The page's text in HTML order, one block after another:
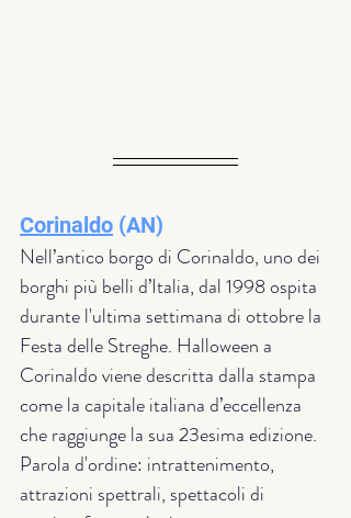
Corinaldo (AN)
Nell’antico borgo di Corinaldo, uno dei
borghi più belli d’Italia, dal 1998 ospita
durante l'ultima settimana di ottobre la
Festa delle Streghe. Halloween a
Corinaldo viene descritta dalla stampa
come la capitale italiana d’eccellenza
che raggiunge la sua 23esima edizione.
Parola d'ordine: intrattenimento,
attrazioni spettrali, spettacoli di